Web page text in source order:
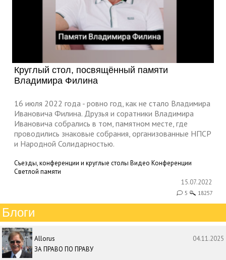
Круглый стол, посвящённый памяти
Владимира Филина
16 июля 2022 года - ровно год, как не стало Владимира
Ивановича Филина. Друзья и соратники Владимира
Ивановича собрались в том, памятном месте, где
проводились знаковые собрания, организованные НПСР
и Народной Солидарностью.
Съезды, конференции и круглые столы Видео Конференции
Светлой памяти
15.07.2022
5 18257
Блоги
Allorus
04.11.2025
ЗА ПРАВО ПО ПРАВУ